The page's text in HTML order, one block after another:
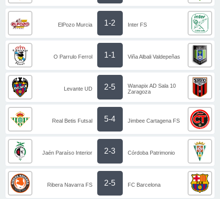
ElPozo Murcia 1-2 Inter FS
O Parrulo Ferrol 1-1 Viña Albali Valdepeñas
Levante UD 2-5
Wanapix AD Sala 10
Zaragoza
Real Betis Futsal 5-4 Jimbee Cartagena FS
Jaén Paraíso Interior 2-3 Córdoba Patrimonio
Ribera Navarra FS 2-5 FC Barcelona